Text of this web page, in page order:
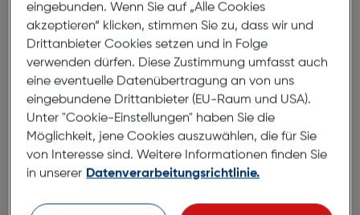
eingebunden. Wenn Sie auf „Alle Cookies
akzeptieren“ klicken, stimmen Sie zu, dass wir und
Drittanbieter Cookies setzen und in Folge
verwenden dürfen. Diese Zustimmung umfasst auch
eine eventuelle Datenübertragung an von uns
eingebundene Drittanbieter (EU-Raum und USA).
Unter "Cookie-Einstellungen" haben Sie die
Möglichkeit, jene Cookies auszuwählen, die für Sie
von Interesse sind. Weitere Informationen finden Sie
in unserer Datenverarbeitungsrichtlinie.